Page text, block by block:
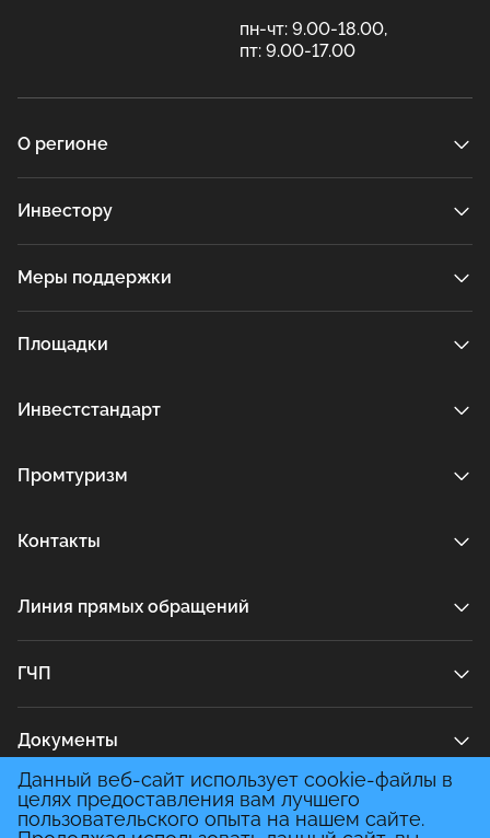
пн-чт: 9.00-18.00,
пт: 9.00-17.00
О регионе
Инвестору
Меры поддержки
Площадки
Инвестстандарт
Промтуризм
Контакты
Линия прямых обращений
ГЧП
Документы
Медиа
Данный веб-сайт использует cookie-файлы в
целях предоставления вам лучшего
пользовательского опыта на нашем сайте.